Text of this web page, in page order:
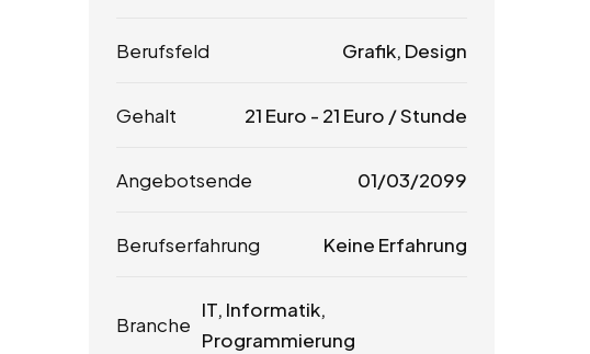
Berufsfeld Grafik, Design
Gehalt 21 Euro - 21 Euro / Stunde
Angebotsende 01/03/2099
Berufserfahrung Keine Erfahrung
Branche
IT, Informatik,
Programmierung